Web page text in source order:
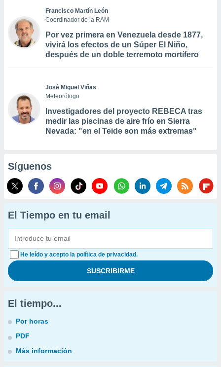
Francisco Martín León
Coordinador de la RAM
Por vez primera en Venezuela desde 1877,
vivirá los efectos de un Súper El Niño,
después de un doble terremoto mortífero
José Miguel Viñas
Meteorólogo
Investigadores del proyecto REBECA tras
medir las piscinas de aire frío en Sierra
Nevada: "en el Teide son más extremas"
Síguenos
El Tiempo en tu email
He leído y acepto la política de privacidad.
El tiempo...
Por horas
PDF
Más información